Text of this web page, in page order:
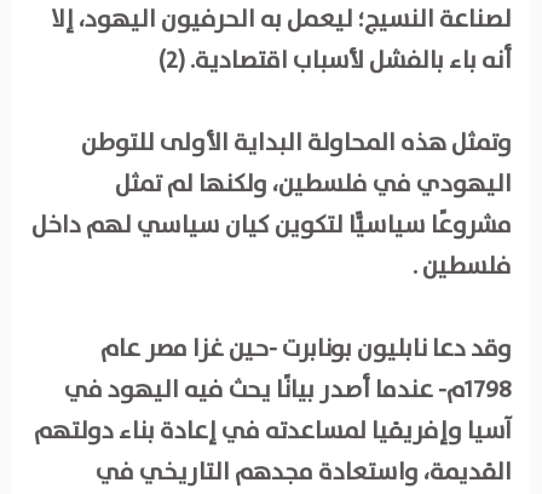
لصناعة النسيج؛ ليعمل به الحرفيون اليهود، إلا
أنه باء بالفشل لأسباب اقتصادية. (2)
وتمثل هذه المحاولة البداية الأولى للتوطن
اليهودي في فلسطين، ولكنها لم تمثل
مشروعًا سياسيًّا لتكوين كيان سياسي لهم داخل
فلسطين .
وقد دعا نابليون بونابرت -حين غزا مصر عام
1798م- عندما أصدر بيانًا يحث فيه اليهود في
آسيا وإفريقيا لمساعدته في إعادة بناء دولتهم
القديمة، واستعادة مجدهم التاريخي في